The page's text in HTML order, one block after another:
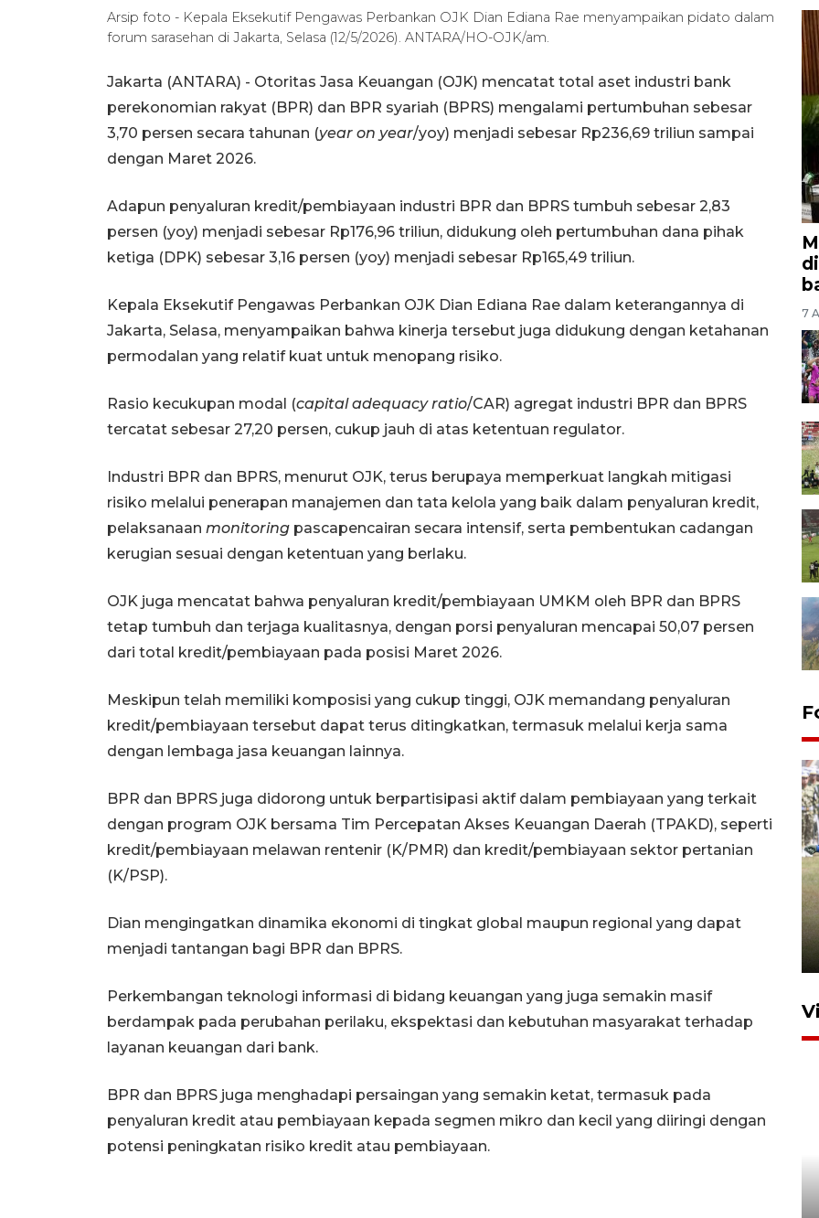
Arsip foto - Kepala Eksekutif Pengawas Perbankan OJK Dian Ediana Rae menyampaikan pidato dalam
forum sarasehan di Jakarta, Selasa (12/5/2026). ANTARA/HO-OJK/am.
Jakarta (ANTARA) - Otoritas Jasa Keuangan (OJK) mencatat total aset industri bank
perekonomian rakyat (BPR) dan BPR syariah (BPRS) mengalami pertumbuhan sebesar
3,70 persen secara tahunan (year on year/yoy) menjadi sebesar Rp236,69 triliun sampai
dengan Maret 2026.
Adapun penyaluran kredit/pembiayaan industri BPR dan BPRS tumbuh sebesar 2,83
persen (yoy) menjadi sebesar Rp176,96 triliun, didukung oleh pertumbuhan dana pihak
ketiga (DPK) sebesar 3,16 persen (yoy) menjadi sebesar Rp165,49 triliun.
Kepala Eksekutif Pengawas Perbankan OJK Dian Ediana Rae dalam keterangannya di
Jakarta, Selasa, menyampaikan bahwa kinerja tersebut juga didukung dengan ketahanan
permodalan yang relatif kuat untuk menopang risiko.
Rasio kecukupan modal (capital adequacy ratio/CAR) agregat industri BPR dan BPRS
tercatat sebesar 27,20 persen, cukup jauh di atas ketentuan regulator.
Industri BPR dan BPRS, menurut OJK, terus berupaya memperkuat langkah mitigasi
risiko melalui penerapan manajemen dan tata kelola yang baik dalam penyaluran kredit,
pelaksanaan monitoring pascapencairan secara intensif, serta pembentukan cadangan
kerugian sesuai dengan ketentuan yang berlaku.
OJK juga mencatat bahwa penyaluran kredit/pembiayaan UMKM oleh BPR dan BPRS
tetap tumbuh dan terjaga kualitasnya, dengan porsi penyaluran mencapai 50,07 persen
dari total kredit/pembiayaan pada posisi Maret 2026.
Meskipun telah memiliki komposisi yang cukup tinggi, OJK memandang penyaluran
kredit/pembiayaan tersebut dapat terus ditingkatkan, termasuk melalui kerja sama
dengan lembaga jasa keuangan lainnya.
BPR dan BPRS juga didorong untuk berpartisipasi aktif dalam pembiayaan yang terkait
dengan program OJK bersama Tim Percepatan Akses Keuangan Daerah (TPAKD), seperti
kredit/pembiayaan melawan rentenir (K/PMR) dan kredit/pembiayaan sektor pertanian
(K/PSP).
Dian mengingatkan dinamika ekonomi di tingkat global maupun regional yang dapat
menjadi tantangan bagi BPR dan BPRS.
Perkembangan teknologi informasi di bidang keuangan yang juga semakin masif
berdampak pada perubahan perilaku, ekspektasi dan kebutuhan masyarakat terhadap
layanan keuangan dari bank.
BPR dan BPRS juga menghadapi persaingan yang semakin ketat, termasuk pada
penyaluran kredit atau pembiayaan kepada segmen mikro dan kecil yang diiringi dengan
potensi peningkatan risiko kredit atau pembiayaan.
7
aplikasi belanja daring